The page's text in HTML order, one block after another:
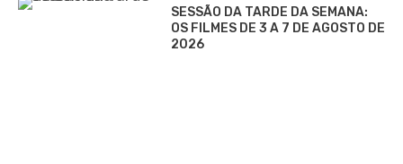
SESSÃO DA TARDE DA SEMANA:
OS FILMES DE 3 A 7 DE AGOSTO DE
2026